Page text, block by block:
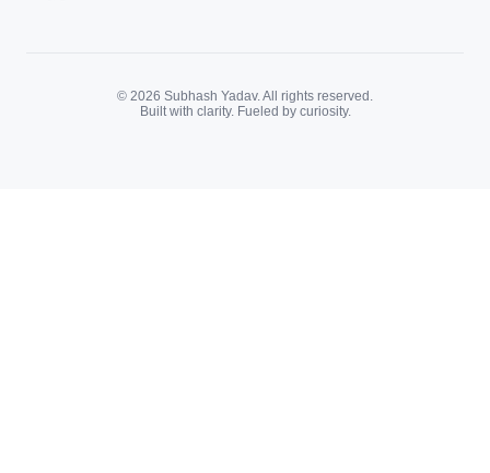
© 2026 Subhash Yadav. All rights reserved.
Built with clarity. Fueled by curiosity.